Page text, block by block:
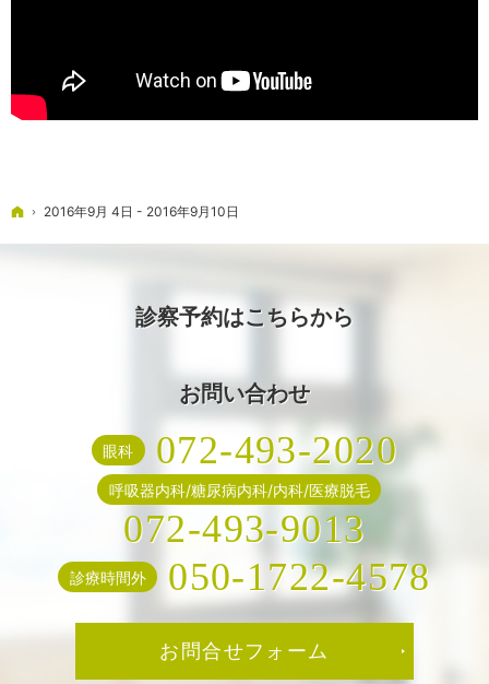
ホーム
2016年9月 4日 - 2016年9月10日
診察予約はこちらから
お問い合わせ
眼科 072-493-2020
呼吸器内科/糖尿病内科/内科/医療脱毛
072-493-9013
診療時間外 050-1722-4578
お問合せフォーム